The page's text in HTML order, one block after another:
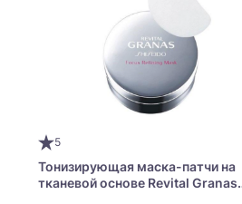
5
Тонизирующая маска-патчи на
тканевой основе Revital Granas